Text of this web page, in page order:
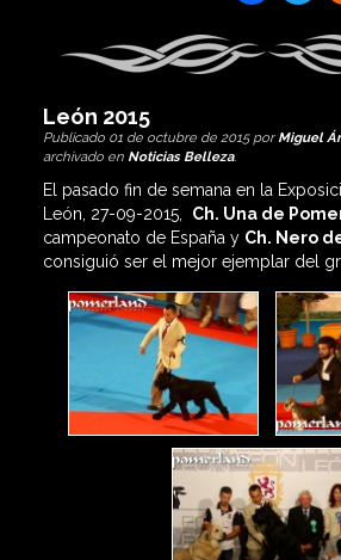
León 2015
Publicado 01 de octubre de 2015por Miguel
archivado en Noticias Belleza.
El pasado fin de semana en la
León, 27-09-2015, Ch. Una de
campeonato de España y Ch. Nero
consiguió ser el mejor ejemplar del